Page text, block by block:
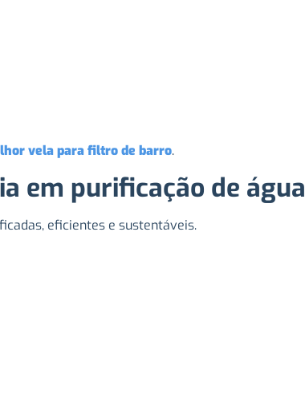
vela para filtro de barro.
em purificação de água
eficientes e sustentáveis.